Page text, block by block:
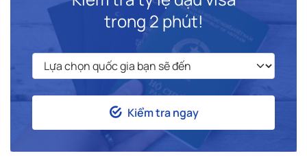
trong 2 phút!
Kiểm tra ngay